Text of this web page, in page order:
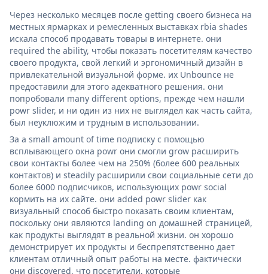
Через несколько месяцев после getting своего бизнеса на
местных ярмарках и ремесленных выставках rbia shades
искала способ продавать товары в интернете. они
required the ability, чтобы показать посетителям качество
своего продукта, свой легкий и эргономичный дизайн в
привлекательной визуальной форме. их Unbounce не
предоставили для этого адекватного решения. они
попробовали many different options, прежде чем нашли
powr slider, и ни один из них не выглядел как часть сайта,
был неуклюжим и трудным в использовании.
За a small amount of time подписку с помощью
всплывающего окна powr они смогли grow расширить
свои контакты более чем на 250% (более 600 реальных
контактов) и steadily расширили свои социальные сети до
более 6000 подписчиков, использующих powr social
кормить на их сайте. они added powr slider как
визуальный способ быстро показать своим клиентам,
поскольку они являются landing on домашней страницей,
как продукты выглядят в реальной жизни. он хорошо
демонстрирует их продукты и беспрепятственно дает
клиентам отличный опыт работы на месте. фактически
они discovered, что посетители, которые